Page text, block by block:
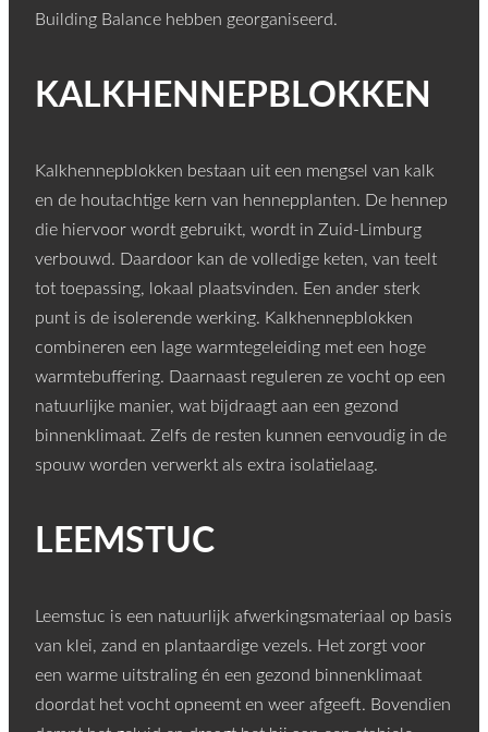
Building Balance hebben georganiseerd.
KALKHENNEPBLOKKEN
Kalkhennepblokken bestaan uit een mengsel van kalk
en de houtachtige kern van hennepplanten. De hennep
die hiervoor wordt gebruikt, wordt in Zuid‑Limburg
verbouwd. Daardoor kan de volledige keten, van teelt
tot toepassing, lokaal plaatsvinden. Een ander sterk
punt is de isolerende werking. Kalkhennepblokken
combineren een lage warmtegeleiding met een hoge
warmtebuffering. Daarnaast reguleren ze vocht op een
natuurlijke manier, wat bijdraagt aan een gezond
binnenklimaat. Zelfs de resten kunnen eenvoudig in de
spouw worden verwerkt als extra isolatielaag.
LEEMSTUC
Leemstuc is een natuurlijk afwerkingsmateriaal op basis
van klei, zand en plantaardige vezels. Het zorgt voor
een warme uitstraling én een gezond binnenklimaat
doordat het vocht opneemt en weer afgeeft. Bovendien